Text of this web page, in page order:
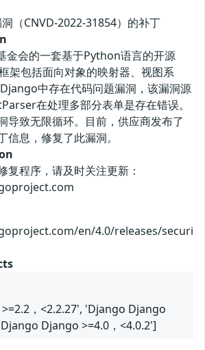
（CNVD-2022-31854）的补丁
会的一套基于Python语言的开源
架包括面向对象的映射器、视图系
中存在代码问题漏洞，该漏洞源
在处理多部分表单是存在错误。
导致无限循环。目前，供应商发布了
息，修复了此漏洞。
复程序，请及时关注更新：
en/4.0/releases/securi
，<2.2.27', 'Django Django
Django >=4.0，<4.0.2']